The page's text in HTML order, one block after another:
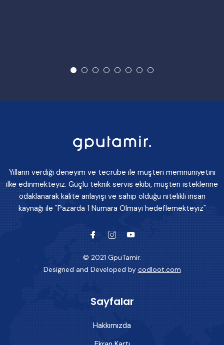
Yılların verdiği deneyim ve tecrübe ile müşteri memnuniyetini
ilke edinmekteyiz. Güçlü teknik servis ekibi, müşteri isteklerine
odaklanarak kalite anlayışı ve sahip olduğu nitelikli insan
kaynağı ile "Pazarda 1 Numara Olmayı hedeflemekteyiz"
© 2021 GpuTamir.
Designed and Developed by codloot.com
Sayfalar
Hakkımızda